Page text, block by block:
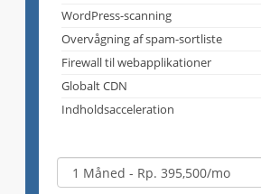
WordPress-scanning
Overvågning af spam-sortliste
Firewall til webapplikationer
Globalt CDN
Indholdsacceleration